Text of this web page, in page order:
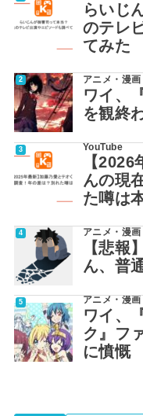
らいじ
のテレ
てみた
アニメ・漫画
ワイ、
を観終
YouTube
【
んの現
た噂は
アニメ・漫画
【悲報
ん、普
アニメ・漫画
ワイ、
ク』フ
に憤慨